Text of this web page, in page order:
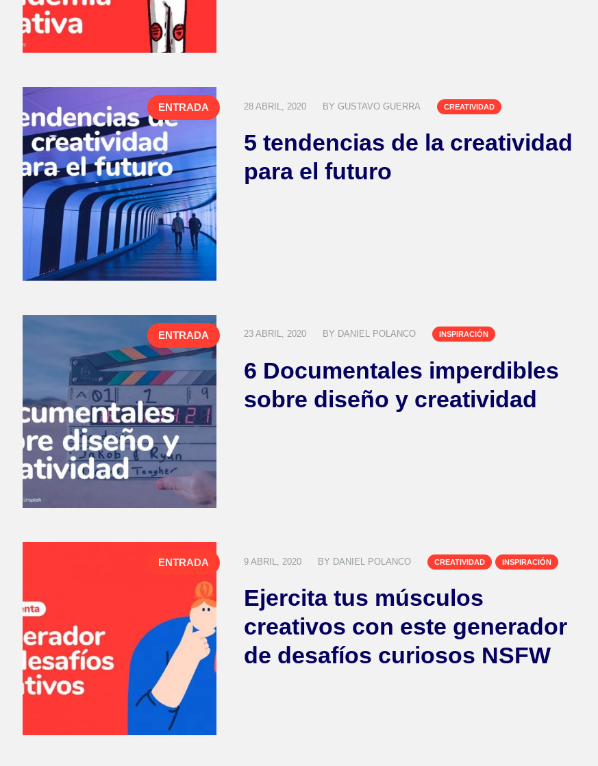
ENTRADA 28 ABRIL, 2020 BY GUSTAVO GUERRA CREATIVIDAD
5 tendencias de la creatividad
para el futuro
ENTRADA 23 ABRIL, 2020 BY DANIEL POLANCO INSPIRACIÓN
6 Documentales imperdibles
sobre diseño y creatividad
ENTRADA 9 ABRIL, 2020 BY DANIEL POLANCO CREATIVIDAD INSPIRACIÓN
Ejercita tus músculos
creativos con este generador
de desafíos curiosos NSFW